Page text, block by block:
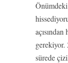
Önümdeki
gerekiyor.
sürede